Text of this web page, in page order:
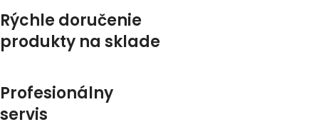
Rýchle doručenie
produkty na sklade
Profesionálny
servis